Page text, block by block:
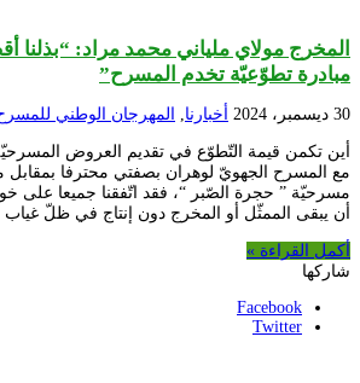
المخرج مولاي ملياني محمد مراد: “بذلنا
مبادرة تطوّعيّة تخدم المسرح”
30 ديسمبر، 2024 أخبارنا المهرجان الوطني
أين تكمن قيمة التّطوّع في تقديم العروض
مع المسرح الجهويّ لوهران بصفتي محترفا
مسرحيّة ” حجرة الصّبر “، فقد اتّفقنا جميعا على
أن يبقى الممثّل أو المخرج دون إنتاج في ظلّ غياب
أكمل القراءة »
شاركها
Facebook
Twitter